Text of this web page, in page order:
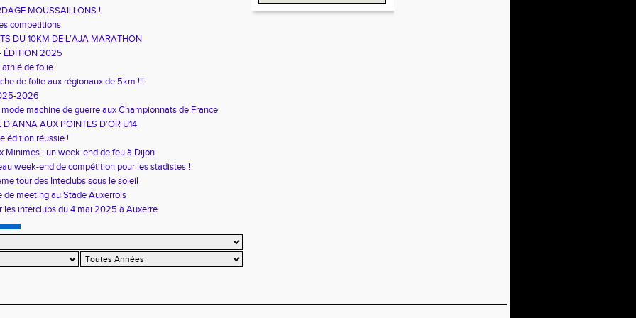
MOUSSAILLONS !
competitions
DU 10KM DE L’AJA MARATHON
ÉDITION 2025
athlé de folie
de folie aux régionaux de 5km !!!
2026
machine de guerre aux Championnats de France
D’ANNA AUX POINTES D’OR U14
édition réussie !
Minimes : un week-end de feu à Dijon
week-end de compétition pour les stadistes !
tour des Inteclubs sous le soleil
de meeting au Stade Auxerrois
les interclubs du 4 mai 2025 à Auxerre